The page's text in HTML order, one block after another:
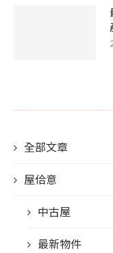
全部文章
屋佮意
中古屋
最新物件